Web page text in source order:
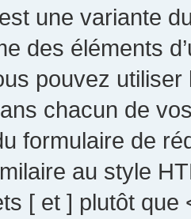
une variante
des éléments
pouvez
chacun de
formulaire de
au style
[ et ] plutôt que